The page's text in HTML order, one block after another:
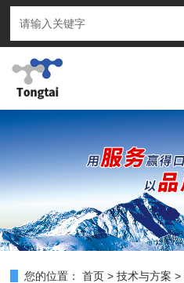
您的位置： 首页 >技术与方案 >